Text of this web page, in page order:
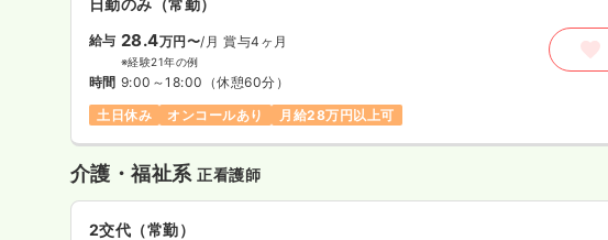
日勤のみ（常勤）
給与 28.4万円〜/月 賞与4ヶ月
※経験21年の例
時間 9:00～18:00 （休憩60分）
土日休み
オンコールあり 月給28万円以上可
介護・福祉系正看護師
2交代（常勤）